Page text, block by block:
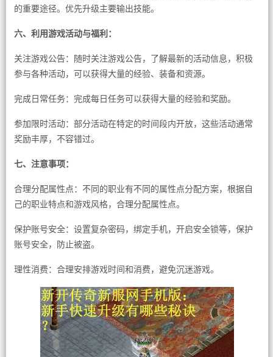
的重要途径。优先升级主要输出技能。
六、利用游戏活动与福利：
关注游戏公告：随时关注游戏公告，了解最新的活动信息，积极
参与各种活动，可以获得大量的经验、装备和资源。
完成日常任务：完成每日任务可以获得大量的经验和奖励。
参加限时活动：部分活动在特定的时间段内开放，这些活动通常
奖励丰厚，不容错过。
七、注意事项：
合理分配属性点：不同的职业有不同的属性点分配方案，根据自
己的职业特点和游戏风格，合理分配属性点。
保护账号安全：设置复杂密码，绑定手机，开启安全锁等，保护
账号安全，防止被盗。
理性消费：合理安排游戏时间和消费，避免沉迷游戏。